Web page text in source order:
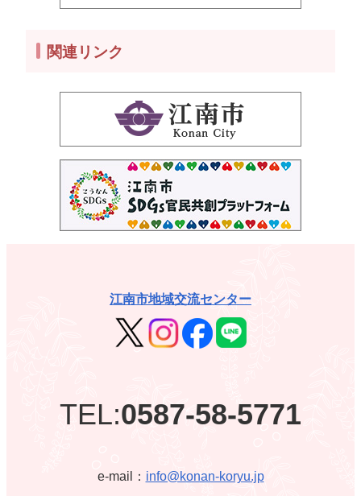
関連リンク
江南市地域交流センター
TEL:0587-58-5771
e-mail： info@konan-koryu.jp